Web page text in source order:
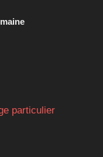
particulier